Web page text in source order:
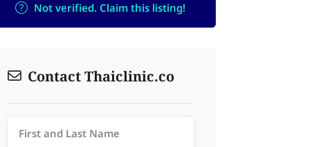
Not verified. Claim this listing!
Contact Thaiclinic.co